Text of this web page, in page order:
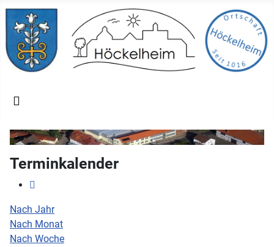
Terminkalender
Nach Jahr
Nach Monat
Nach Woche